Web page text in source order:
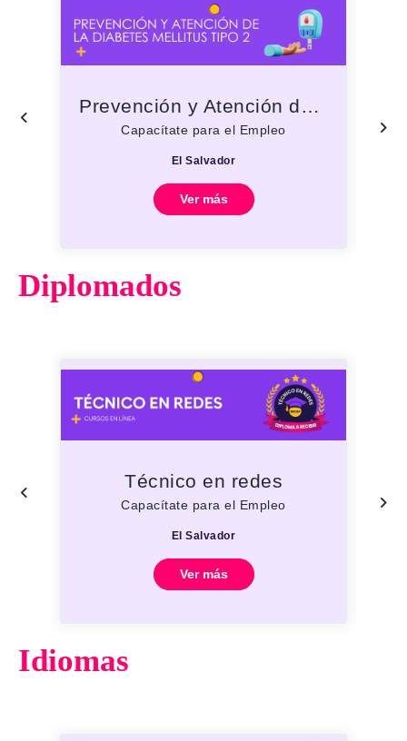
Prevención y Atención de la Diabetes Mellitus tipo 2
Capacítate para el Empleo
El Salvador
Ver más
Diplomados
Técnico en redes
Capacítate para el Empleo
El Salvador
Ver más
Idiomas